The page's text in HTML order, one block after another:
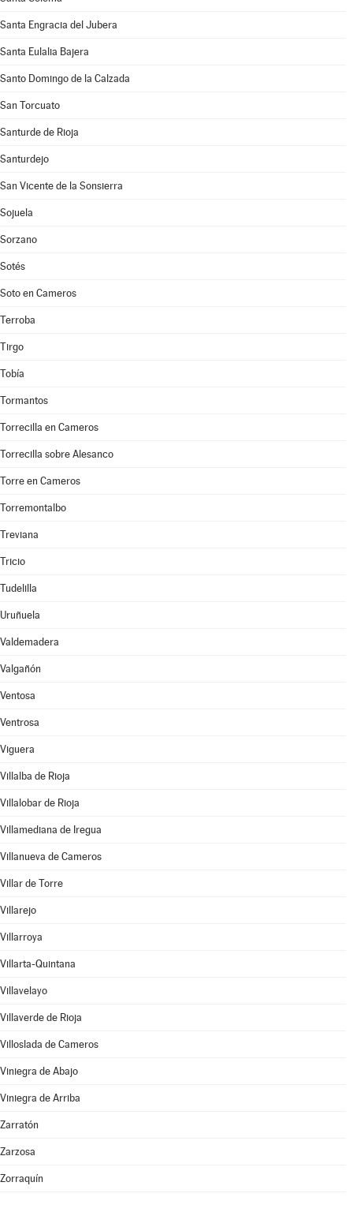
Santa Engracia del Jubera
Santa Eulalia Bajera
Santo Domingo de la Calzada
San Torcuato
Santurde de Rioja
Santurdejo
San Vicente de la Sonsierra
Sojuela
Sorzano
Sotés
Soto en Cameros
Terroba
Tirgo
Tobía
Tormantos
Torrecilla en Cameros
Torrecilla sobre Alesanco
Torre en Cameros
Torremontalbo
Treviana
Tricio
Tudelilla
Uruñuela
Valdemadera
Valgañón
Ventosa
Ventrosa
Viguera
Villalba de Rioja
Villalobar de Rioja
Villamediana de Iregua
Villanueva de Cameros
Villar de Torre
Villarejo
Villarroya
Villarta-Quintana
Villavelayo
Villaverde de Rioja
Villoslada de Cameros
Viniegra de Abajo
Viniegra de Arriba
Zarratón
Zarzosa
Zorraquín